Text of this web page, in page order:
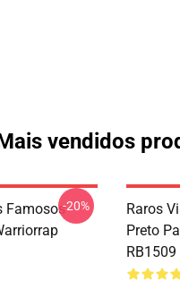
vendidos
Famosos-20%
Raros
Preto
RB1509